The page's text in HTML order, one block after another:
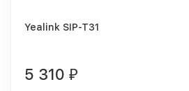
Yealink SIP-T31
5 310 ₽